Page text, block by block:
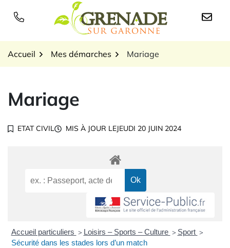
Logo Grenade sur
Accueil Mes démarches Mariage
Mariage
ETAT CIVIL MIS À JOUR LEJEUDI 20 JUIN 2024
Accueil particuliers > Loisirs – Sports – Culture > Sport >
Sécurité dans les stades lors d’un match